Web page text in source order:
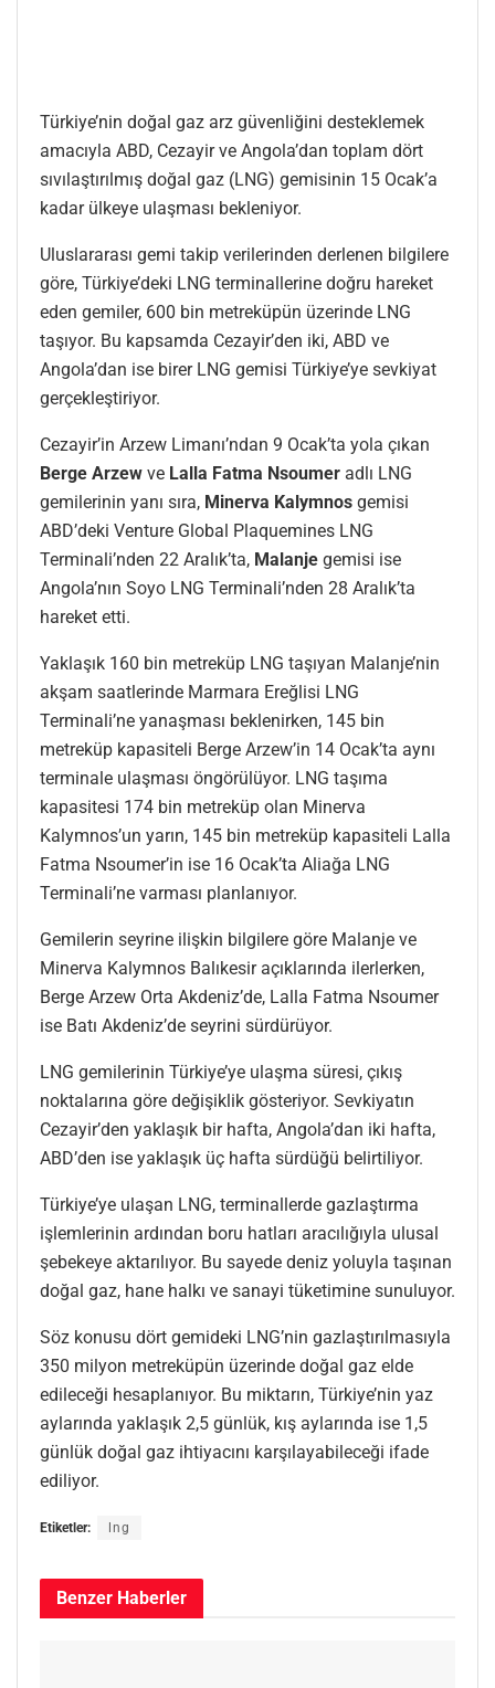
Türkiye’nin doğal gaz arz güvenliğini desteklemek
amacıyla ABD, Cezayir ve Angola’dan toplam dört
sıvılaştırılmış doğal gaz (LNG) gemisinin 15 Ocak’a
kadar ülkeye ulaşması bekleniyor.
Uluslararası gemi takip verilerinden derlenen bilgilere
göre, Türkiye’deki LNG terminallerine doğru hareket
eden gemiler, 600 bin metreküpün üzerinde LNG
taşıyor. Bu kapsamda Cezayir’den iki, ABD ve
Angola’dan ise birer LNG gemisi Türkiye’ye sevkiyat
gerçekleştiriyor.
Cezayir’in Arzew Limanı’ndan 9 Ocak’ta yola çıkan
Berge Arzew ve Lalla Fatma Nsoumer adlı LNG
gemilerinin yanı sıra, Minerva Kalymnos gemisi
ABD’deki Venture Global Plaquemines LNG
Terminali’nden 22 Aralık’ta, Malanje gemisi ise
Angola’nın Soyo LNG Terminali’nden 28 Aralık’ta
hareket etti.
Yaklaşık 160 bin metreküp LNG taşıyan Malanje’nin
akşam saatlerinde Marmara Ereğlisi LNG
Terminali’ne yanaşması beklenirken, 145 bin
metreküp kapasiteli Berge Arzew’in 14 Ocak’ta aynı
terminale ulaşması öngörülüyor. LNG taşıma
kapasitesi 174 bin metreküp olan Minerva
Kalymnos’un yarın, 145 bin metreküp kapasiteli Lalla
Fatma Nsoumer’in ise 16 Ocak’ta Aliağa LNG
Terminali’ne varması planlanıyor.
Gemilerin seyrine ilişkin bilgilere göre Malanje ve
Minerva Kalymnos Balıkesir açıklarında ilerlerken,
Berge Arzew Orta Akdeniz’de, Lalla Fatma Nsoumer
ise Batı Akdeniz’de seyrini sürdürüyor.
LNG gemilerinin Türkiye’ye ulaşma süresi, çıkış
noktalarına göre değişiklik gösteriyor. Sevkiyatın
Cezayir’den yaklaşık bir hafta, Angola’dan iki hafta,
ABD’den ise yaklaşık üç hafta sürdüğü belirtiliyor.
Türkiye’ye ulaşan LNG, terminallerde gazlaştırma
işlemlerinin ardından boru hatları aracılığıyla ulusal
şebekeye aktarılıyor. Bu sayede deniz yoluyla taşınan
doğal gaz, hane halkı ve sanayi tüketimine sunuluyor.
Söz konusu dört gemideki LNG’nin gazlaştırılmasıyla
350 milyon metreküpün üzerinde doğal gaz elde
edileceği hesaplanıyor. Bu miktarın, Türkiye’nin yaz
aylarında yaklaşık 2,5 günlük, kış aylarında ise 1,5
günlük doğal gaz ihtiyacını karşılayabileceği ifade
ediliyor.
Etiketler: lng
Benzer Haberler